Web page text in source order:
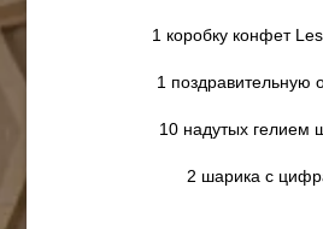
1 коробку конфет
1 поздравительную
10 надутых гелием
2 шарика с